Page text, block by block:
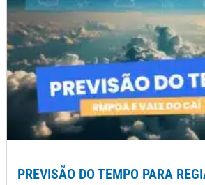
PREVISÃO DO TEMPO PARA